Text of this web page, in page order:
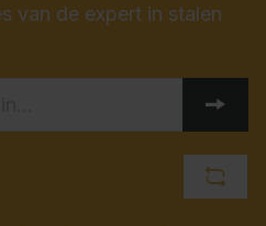
van de expert in stalen